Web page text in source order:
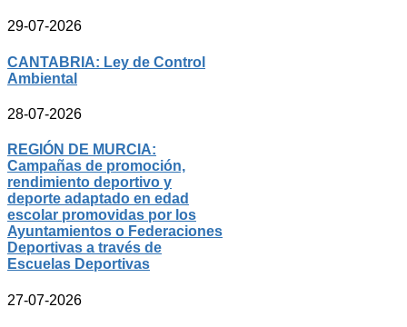
29-07-2026
CANTABRIA: Ley de Control
Ambiental
28-07-2026
REGIÓN DE MURCIA:
Campañas de promoción,
rendimiento deportivo y
deporte adaptado en edad
escolar promovidas por los
Ayuntamientos o Federaciones
Deportivas a través de
Escuelas Deportivas
27-07-2026